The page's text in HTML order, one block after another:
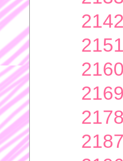
2142
2151
2160
2169
2178
2187